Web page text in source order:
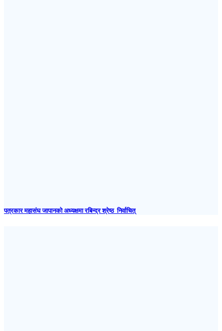
पत्रकार महासंघ जापानकाे अध्यक्षमा रबिन्द्र श्रेष्ठ निर्वाचित्